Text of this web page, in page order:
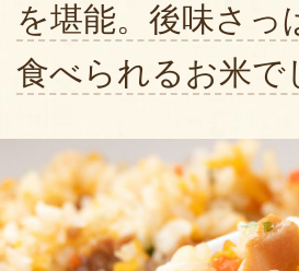
を堪能。後味さっ
食べられるお米で